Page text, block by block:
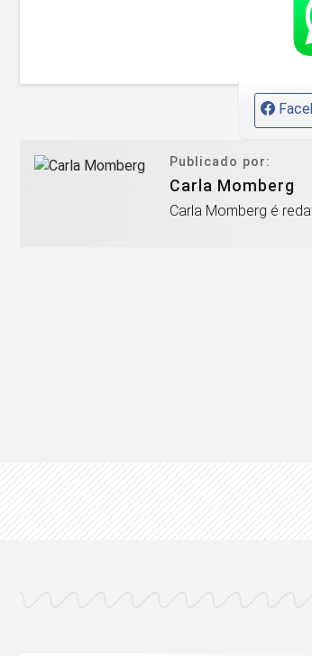
Publicado por:
Carla Momberg
Carla Momberg é